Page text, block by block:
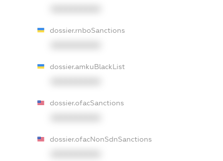
dossier.rnboSanctions
dossier.amkuBlackList
dossier.ofacSanctions
dossier.ofacNonSdnSanctions